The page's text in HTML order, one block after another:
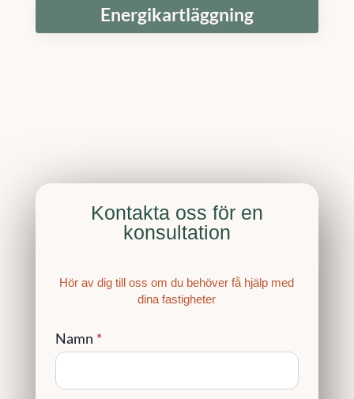
Energikartläggning
Kontakta oss för en
konsultation
Hör av dig till oss om du behöver få hjälp med
dina fastigheter
Namn *